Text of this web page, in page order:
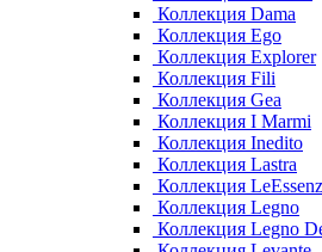
Коллекция Dama
Коллекция Ego
Коллекция Explorer
Коллекция Fili
Коллекция Gea
Коллекция I Marmi
Коллекция Inedito
Коллекция Lastra
Коллекция
Коллекция Legno
Коллекция Legno